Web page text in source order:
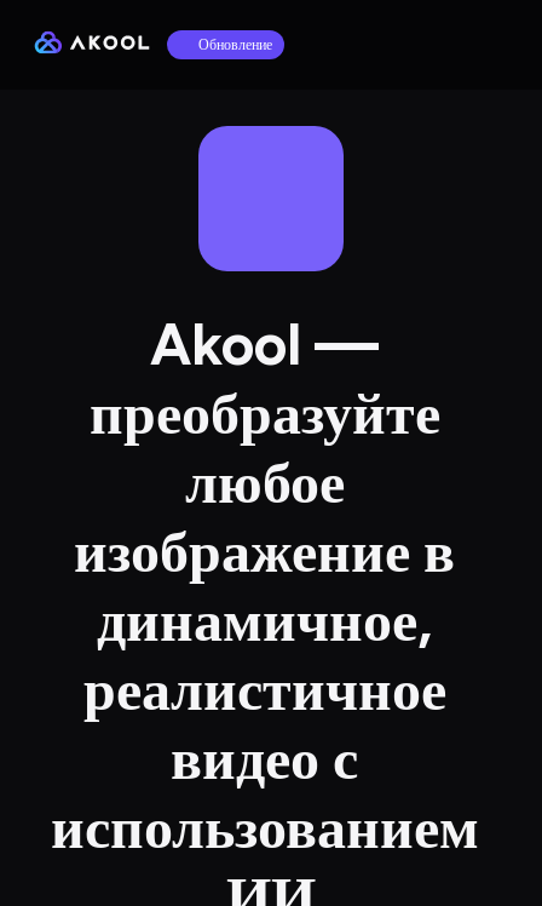
Обновление
Akool —
преобразуйте
любое
изображение в
динамичное,
реалистичное
видео с
использованием